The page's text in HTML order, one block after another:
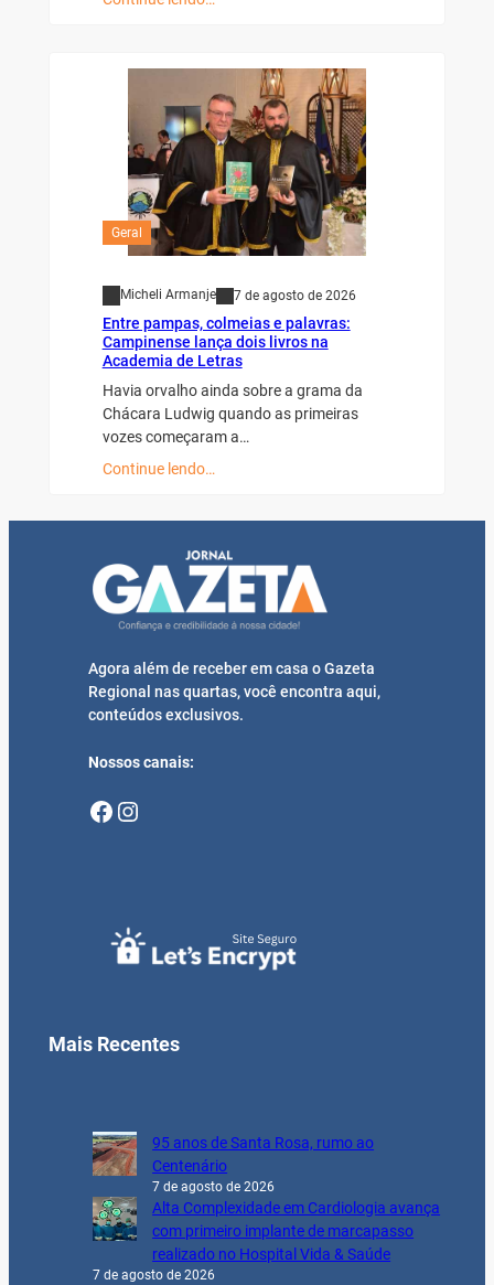
Geral
Micheli Armanje 7 de agosto de 2026
Entre pampas, colmeias e palavras:
Campinense lança dois livros na
Academia de Letras
Havia orvalho ainda sobre a grama da
Chácara Ludwig quando as primeiras
vozes começaram a…
Continue lendo…
Agora além de receber em casa o Gazeta
Regional nas quartas, você encontra aqui,
conteúdos exclusivos.
Nossos canais:
Facebook Instagram
Mais Recentes
95 anos de Santa Rosa, rumo ao
Centenário
7 de agosto de 2026
Alta Complexidade em Cardiologia avança
com primeiro implante de marcapasso
realizado no Hospital Vida & Saúde
7 de agosto de 2026